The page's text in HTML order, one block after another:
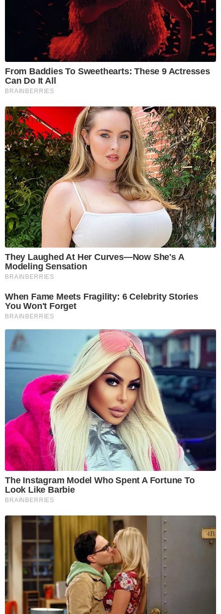
From Baddies To Sweethearts: These 9 Actresses
Can Do It All
BRAINBERRIES
They Laughed At Her Curves—Now She's A
Modeling Sensation
BRAINBERRIES
When Fame Meets Fragility: 6 Celebrity Stories
You Won't Forget
BRAINBERRIES
The Instagram Model Who Spent A Fortune To
Look Like Barbie
BRAINBERRIES